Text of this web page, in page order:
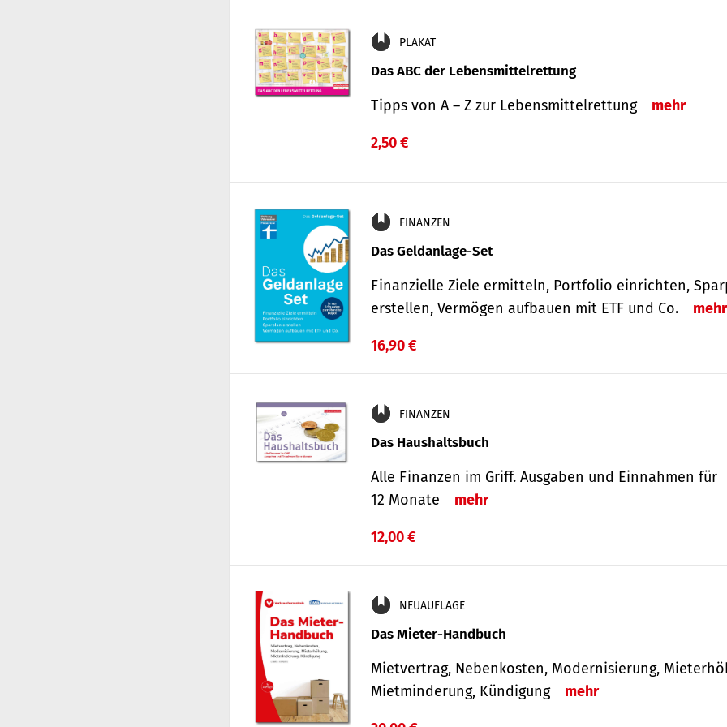
PLAKAT
Das ABC der Lebensmittelrettung
Tipps von A – Z zur Lebensmittelrettung mehr
2,50 €
FINANZEN
Das Geldanlage-Set
Finanzielle Ziele ermitteln, Portfolio einrichten,
erstellen, Vermögen aufbauen mit ETF und Co.
mehr
16,90 €
FINANZEN
Das Haushaltsbuch
Alle Finanzen im Griff. Aus­gaben und Ein­nahmen für
12 Monate
mehr
12,00 €
NEUAUFLAGE
Das Mieter-Handbuch
Mietvertrag, Nebenkosten, Modernisierung,
Mietminderung, Kündigung
mehr